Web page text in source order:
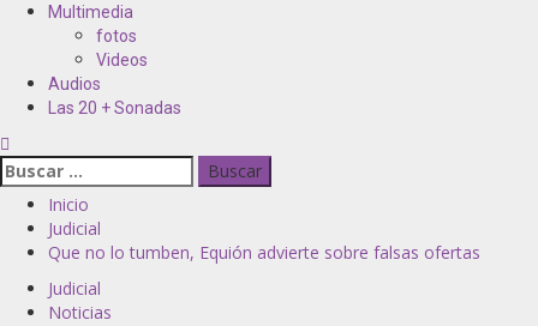
Multimedia
fotos
Videos
Audios
Las 20 + Sonadas
Inicio
Judicial
Que no lo tumben, Equión advierte sobre falsas ofertas
Judicial
Noticias